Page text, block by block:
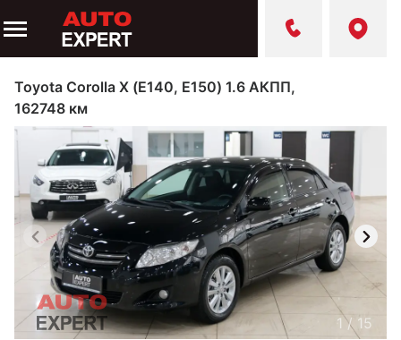
Toyota Corolla X (E140, E150) 1.6 АКПП,
162748 км
1 / 15